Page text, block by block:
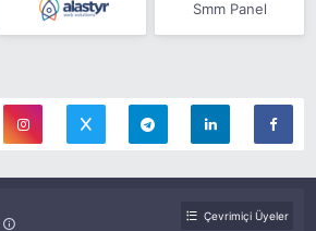
Smm Panel
Çevrimiçi Üyeler